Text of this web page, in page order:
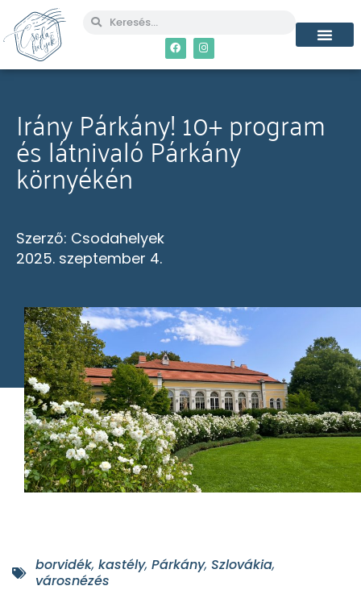
Irány Párkány! 10+ program
és látnivaló Párkány
környékén
Szerző: Csodahelyek
2025. szeptember 4.
borvidék, kastély, Párkány, Szlovákia,
városnézés